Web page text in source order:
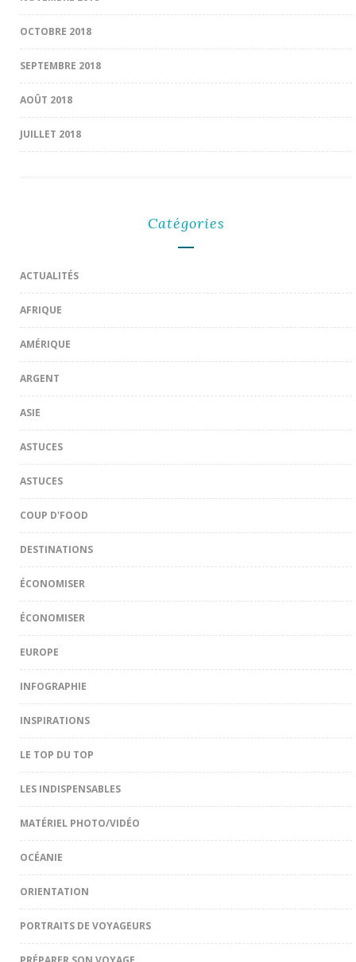
OCTOBRE 2018
SEPTEMBRE 2018
AOÛT 2018
JUILLET 2018
Catégories
ACTUALITÉS
AFRIQUE
AMÉRIQUE
ARGENT
ASIE
ASTUCES
ASTUCES
COUP D'FOOD
DESTINATIONS
ÉCONOMISER
ÉCONOMISER
EUROPE
INFOGRAPHIE
INSPIRATIONS
LE TOP DU TOP
LES INDISPENSABLES
MATÉRIEL PHOTO/VIDÉO
OCÉANIE
ORIENTATION
PORTRAITS DE VOYAGEURS